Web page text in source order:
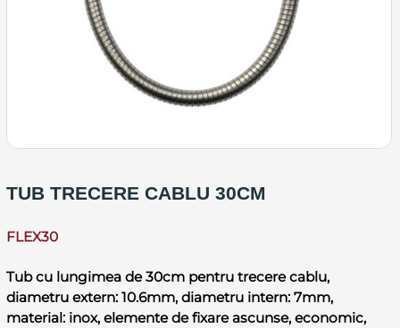
TUB TRECERE CABLU 30CM
FLEX30
Tub cu lungimea de 30cm pentru trecere cablu,
diametru extern: 10.6mm, diametru intern: 7mm,
material: inox, elemente de fixare ascunse, economic,